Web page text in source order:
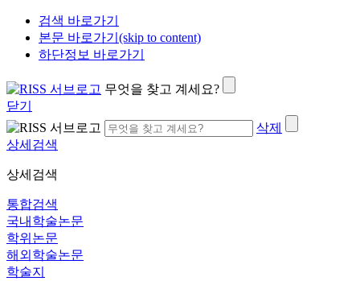
검색 바로가기
본문 바로가기(skip to content)
하단정보 바로가기
무엇을 찾고 계세요?
닫기
삭제
상세검색
상세검색
통합검색
국내학술논문
학위논문
해외학술논문
학술지